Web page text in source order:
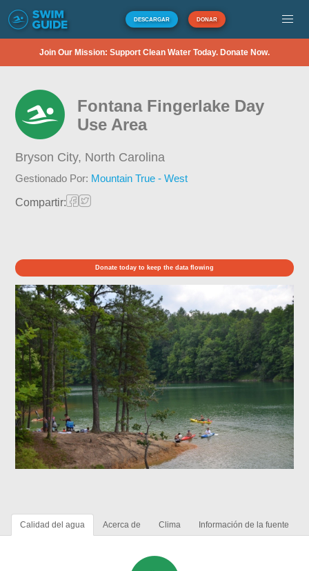
DESCARGAR DONAR
Join Our Mission: Support Clean Water Today. Donate Now.
Fontana Fingerlake Day
Use Area
Bryson City, North Carolina
Gestionado Por: Mountain True - West
Compartir:
Donate today to keep the data flowing
Calidad del agua Acerca de Clima Información de la fuente